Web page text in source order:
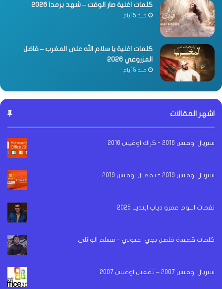
كلمات اغنية صار الوقت – شهد برمدا 2026
منذ 5 أيام
كلمات اغنية يا سلام الله على المغرب – فاضل
المزروعي 2026
منذ 5 أيام
اشهر المقالات
سيريال اوفيس 2016 - كراك اوفيس 2016
سيريال اوفيس 2019 - تفعيل اوفيس 2019
نغمات البوم عمرو دياب ابتدينا 2025
كلمات قصيدة خلصن بجي اعيوني - مسلم الوائلي
سيريال اوفيس 2007 – تفعيل اوفيس 2007